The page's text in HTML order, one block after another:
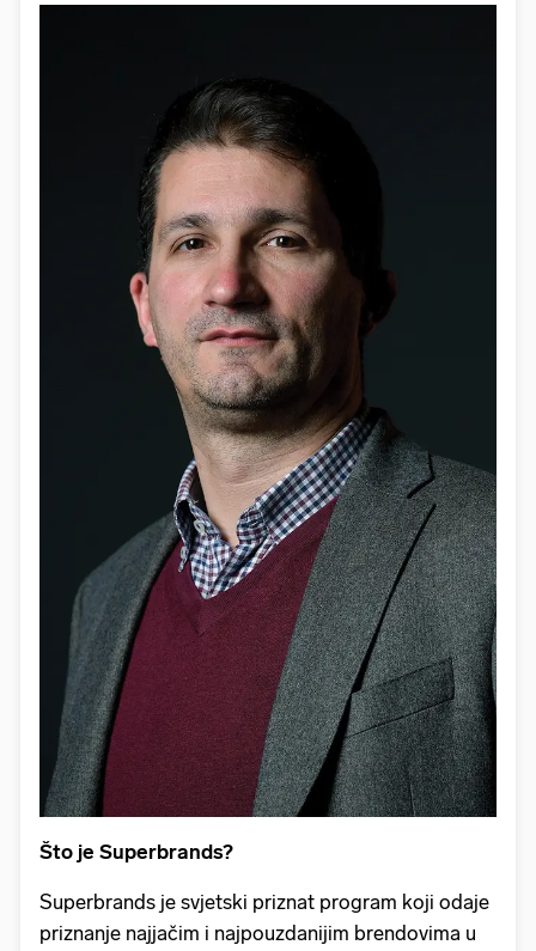
Što je Superbrands?
Superbrands je svjetski priznat program koji odaje
priznanje najjačim i najpouzdanijim brendovima u